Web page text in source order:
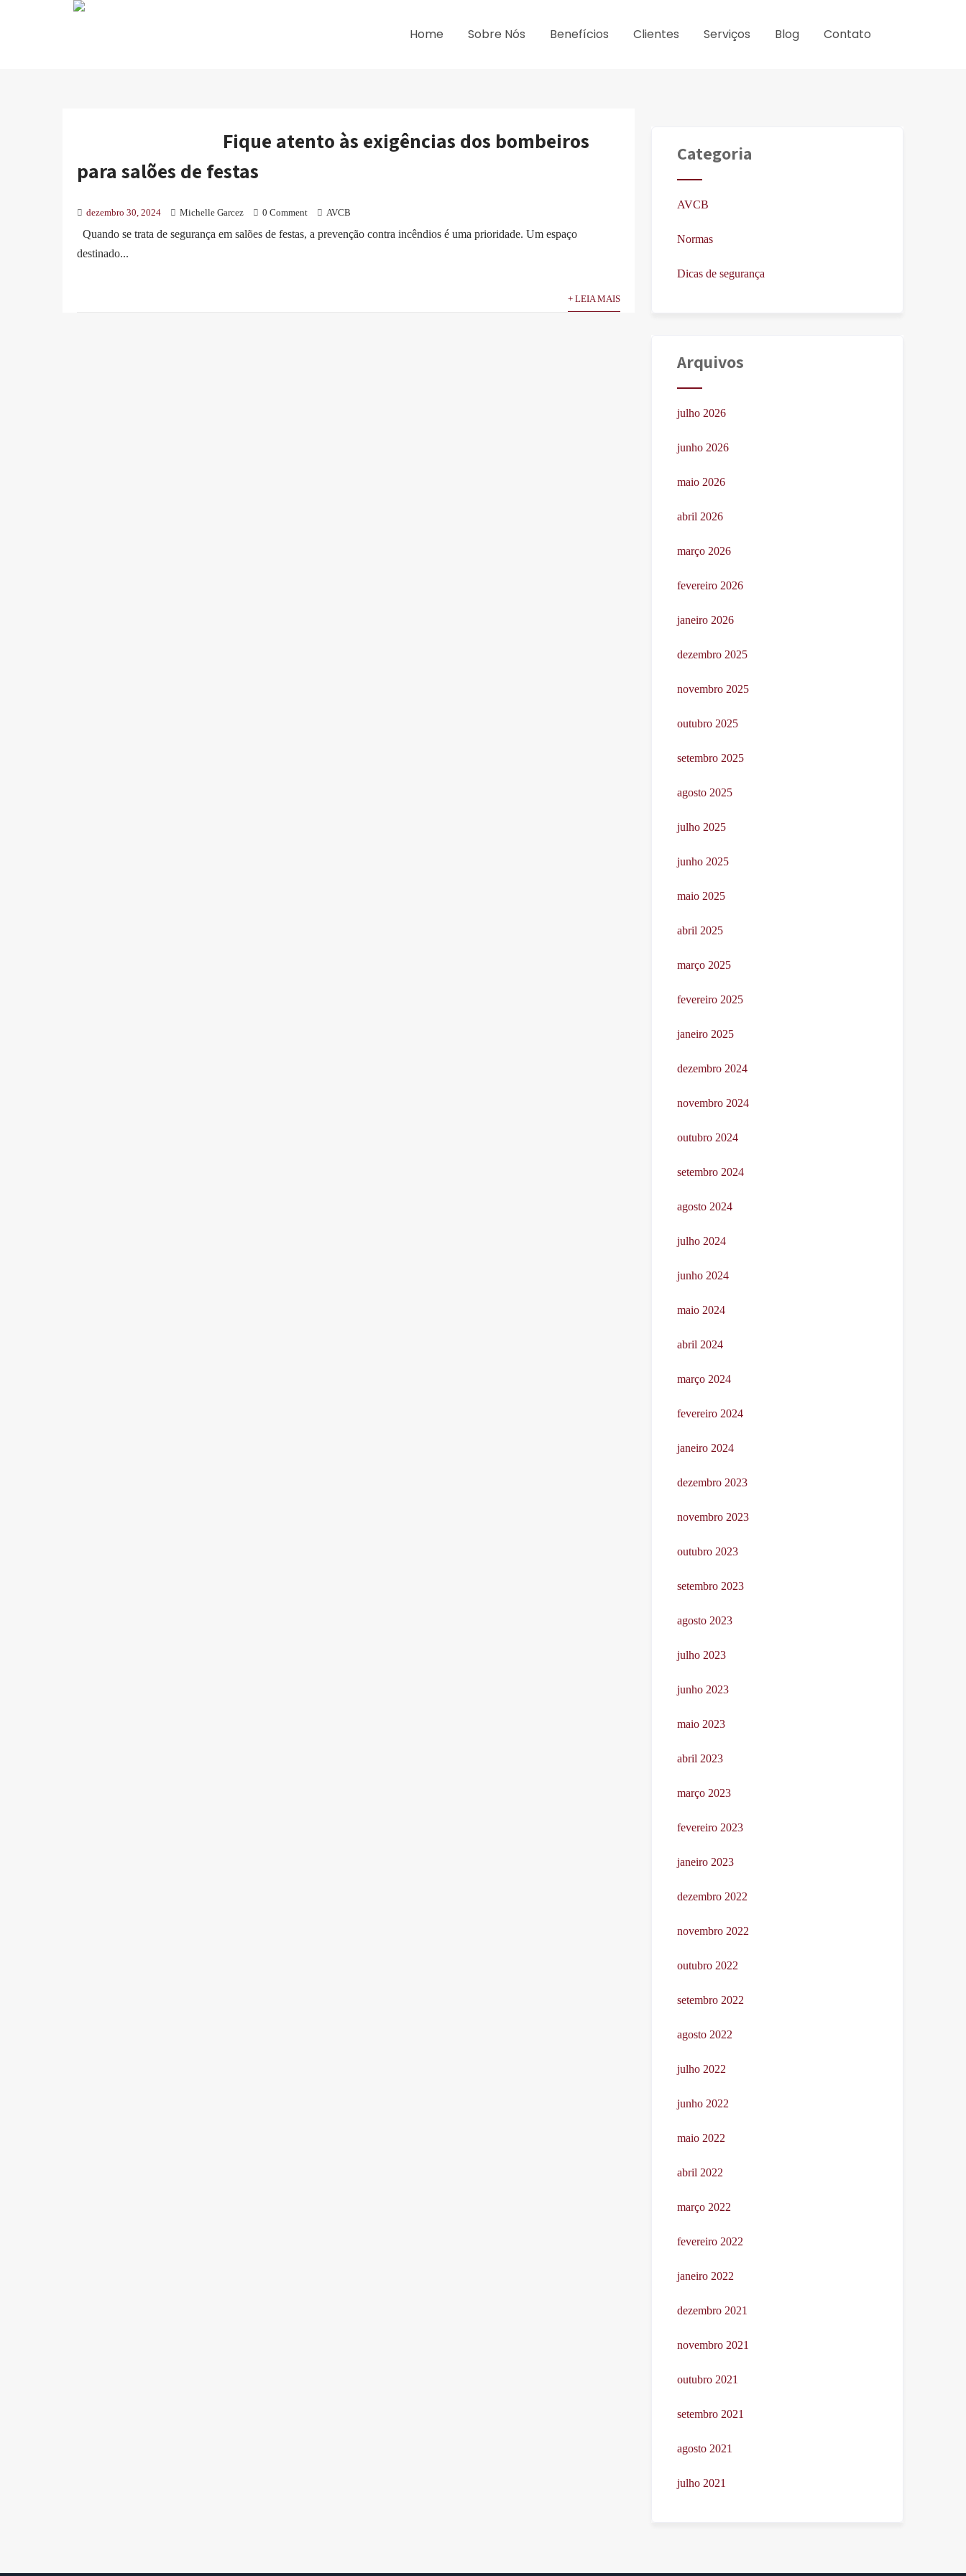
Home Sobre Nós Benefícios Clientes Serviços Blog Contato
Fique atento às exigências dos bombeiros
para salões de festas
dezembro 30, 2024 Michelle Garcez 0 Comment AVCB
Quando se trata de segurança em salões de festas, a prevenção contra incêndios é uma prioridade. Um espaço
destinado...
+ LEIA MAIS
Categoria
AVCB
Normas
Dicas de segurança
Arquivos
julho 2026
junho 2026
maio 2026
abril 2026
março 2026
fevereiro 2026
janeiro 2026
dezembro 2025
novembro 2025
outubro 2025
setembro 2025
agosto 2025
julho 2025
junho 2025
maio 2025
abril 2025
março 2025
fevereiro 2025
janeiro 2025
dezembro 2024
novembro 2024
outubro 2024
setembro 2024
agosto 2024
julho 2024
junho 2024
maio 2024
abril 2024
março 2024
fevereiro 2024
janeiro 2024
dezembro 2023
novembro 2023
outubro 2023
setembro 2023
agosto 2023
julho 2023
junho 2023
maio 2023
abril 2023
março 2023
fevereiro 2023
janeiro 2023
dezembro 2022
novembro 2022
outubro 2022
setembro 2022
agosto 2022
julho 2022
junho 2022
maio 2022
abril 2022
março 2022
fevereiro 2022
janeiro 2022
dezembro 2021
novembro 2021
outubro 2021
setembro 2021
agosto 2021
julho 2021